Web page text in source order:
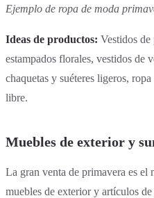
Ejemplo de ropa de moda
Ideas de productos: Vestidos
estampados florales, vestidos de
chaquetas y suéteres ligeros,
libre.
Muebles de exterior y
La gran venta de primavera es el
muebles de exterior y artículos